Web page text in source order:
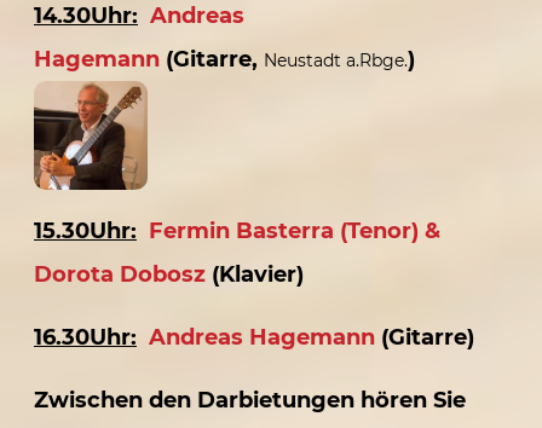
14.30Uhr: Andreas
Hagemann (Gitarre, Neustadt a.Rbge.)
15.30Uhr: Fermin Basterra (Tenor) &
Dorota Dobosz (Klavier)
16.30Uhr: Andreas Hagemann (Gitarre)
Zwischen den Darbietungen hören Sie